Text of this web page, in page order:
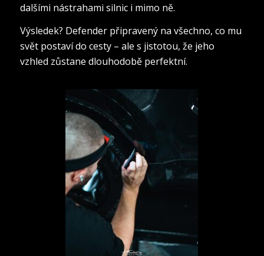
dalšími nástrahami silnic i mimo ně.
Výsledek? Defender připravený na všechno, co mu
svět postaví do cesty – ale s jistotou, že jeho
vzhled zůstane dlouhodobě perfektní.